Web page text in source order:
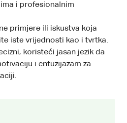
i profesionalnim
primjere ili iskustva koja
iste vrijednosti kao i tvrtka.
koristeći jasan jezik da
i entuzijazam za